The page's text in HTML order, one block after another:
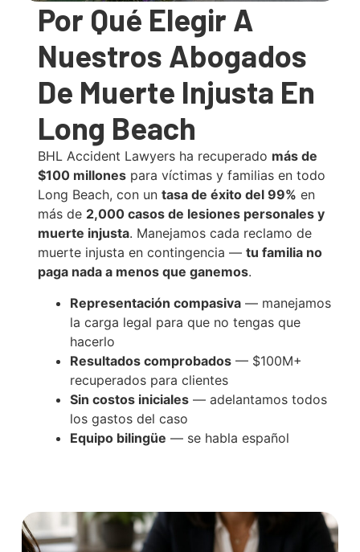
Por Qué Elegir A
Nuestros Abogados
De Muerte Injusta En
Long Beach
BHL Accident Lawyers ha recuperado más de
$100 millonespara víctimas y familias en todo
Long Beach, con un tasa de éxito del 99% en
más de 2,000 casos de lesiones personales y
muerte injusta. Manejamos cada reclamo de
muerte injusta en contingencia — tu familia no
paga nada a menos que ganemos.
Representación compasiva— manejamos
la carga legal para que no tengas que
hacerlo
Resultados comprobados— $100M+
recuperados para clientes
Sin costos iniciales— adelantamos todos
los gastos del caso
Equipo bilingüe — se habla español